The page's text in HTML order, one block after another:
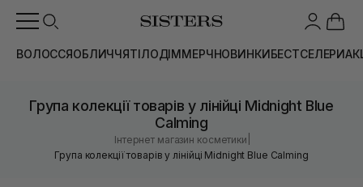
ВОЛОССЯОБЛИЧЧЯТІЛОДІММЕРЧНОВИНКИБЕСТСЕЛЕРИ
Група колекції товарів у лінійці Midnight Blue
Calming
Інтернет магазин косметики
Група колекції товарів у лінійці Midnight Blue Calming